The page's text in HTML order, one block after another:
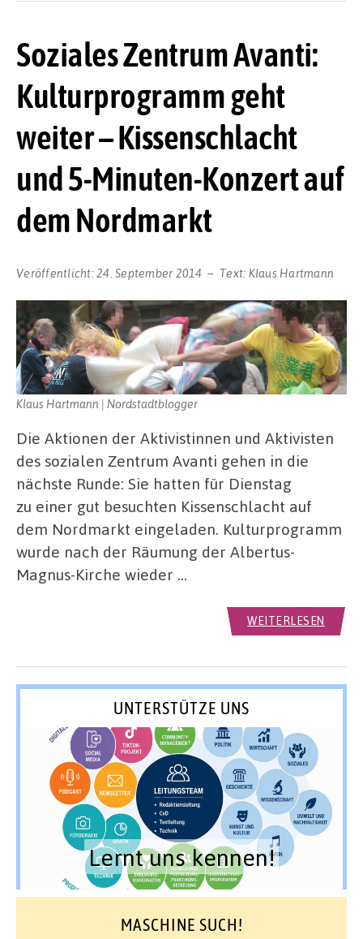
Soziales Zentrum Avanti:
Kulturprogramm geht
weiter – Kissenschlacht
und 5-Minuten-Konzert auf
dem Nordmarkt
Veröffentlicht:24. September 2014 Text: Klaus Hartmann
Klaus Hartmann | Nordstadtblogger
Die Aktionen der Aktivistinnen und Aktivisten
des sozialen Zentrum Avanti gehen in die
nächste Runde: Sie hatten für Dienstag
zu einer gut besuchten Kissenschlacht auf
dem Nordmarkt eingeladen. Kulturprogramm
wurde nach der Räumung der Albertus-
Magnus-Kirche wieder …
WEITERLESEN
UNTERSTÜTZE UNS
Lernt uns kennen!
MASCHINE SUCH!